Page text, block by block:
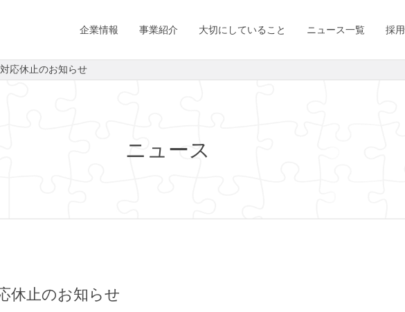
企業情報 事業紹介 大切にしていること ニュース一覧 採
応休止のお知らせ
ニュース
休止のお知らせ